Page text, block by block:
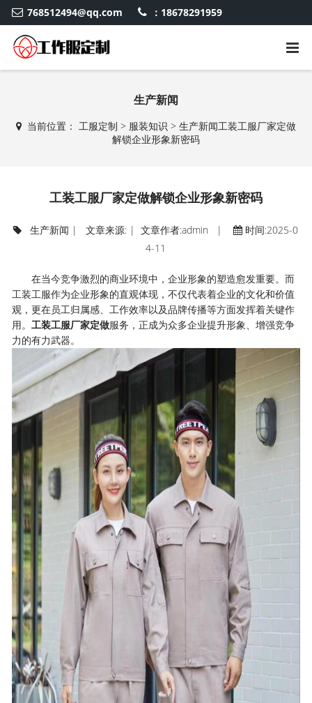
768512494@qq.com ：18678291959
生产新闻
当前位置： 工服定制 > 服装知识 > 生产新闻工装工服厂家定做
解锁企业形象新密码
工装工服厂家定做解锁企业形象新密码
生产新闻 | 文章来源: | 文章作者:admin |
时间:2025-0
4-11
在当今竞争激烈的商业环境中，企业形象的塑造愈发重要。而
工装工服作为企业形象的直观体现，不仅代表着企业的文化和价值
观，更在员工归属感、工作效率以及品牌传播等方面发挥着关键作
用。工装工服厂家定做服务，正成为众多企业提升形象、增强竞争
力的有力武器。